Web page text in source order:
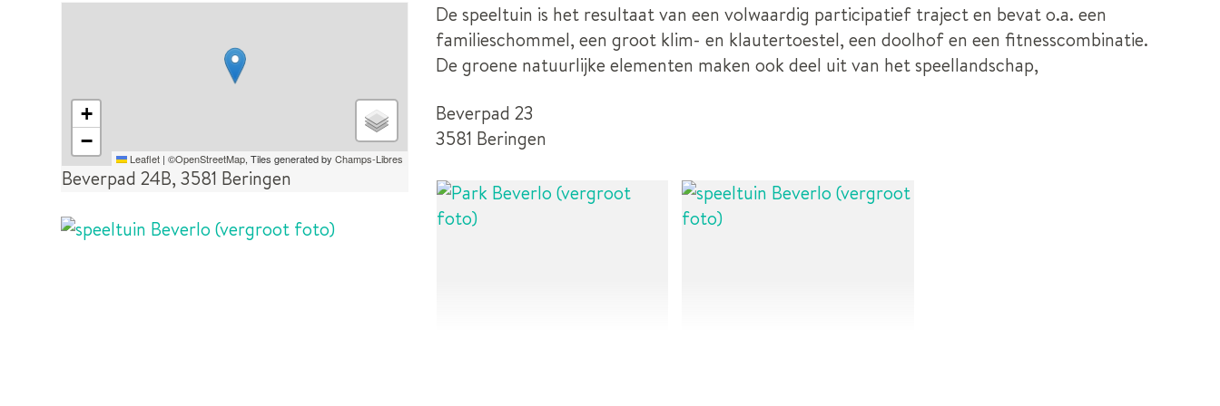
+
−
Leaflet | ©OpenStreetMap, Tiles generated byChamps-Libres
Beverpad 24B, 3581 Beringen
De speeltuin is het resultaat van een volwaardig participatief traject en bevat o.a. een
familieschommel, een groot klim- en klautertoestel, een doolhof en een fitnesscombinatie.
De groene natuurlijke elementen maken ook deel uit van het speellandschap,
Beverpad 23
3581 Beringen